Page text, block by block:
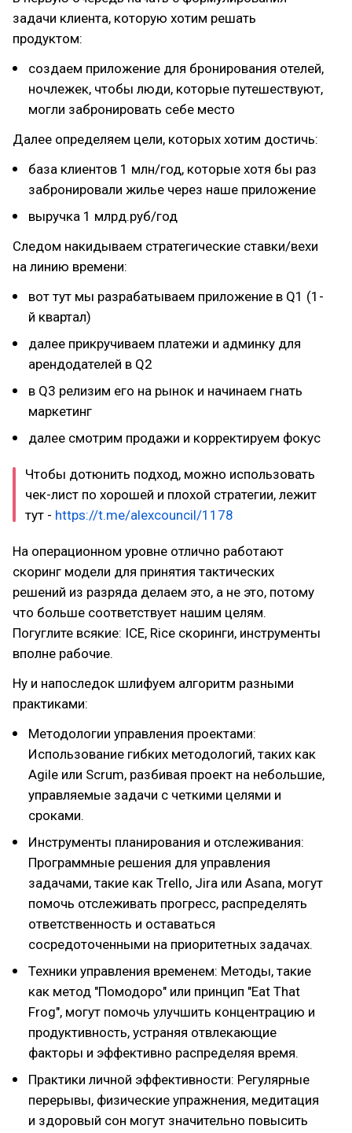
задачи клиента, которую хотим решать
продуктом:
создаем приложение для бронирования отелей,
ночлежек, чтобы люди, которые путешествуют,
могли забронировать себе место
Далее определяем цели, которых хотим достичь:
база клиентов 1 млн/год, которые хотя бы раз
забронировали жилье через наше приложение
выручка 1 млрд.руб/год
Следом накидываем стратегические ставки/вехи
на линию времени:
вот тут мы разрабатываем приложение в Q1 (1-
й квартал)
далее прикручиваем платежи и админку для
арендодателей в Q2
в Q3 релизим его на рынок и начинаем гнать
маркетинг
далее смотрим продажи и корректируем фокус
Чтобы дотюнить подход, можно использовать
чек-лист по хорошей и плохой стратегии, лежит
тут - https://t.me/alexcouncil/1178
На операционном уровне отлично работают
скоринг модели для принятия тактических
решений из разряда делаем это, а не это, потому
что больше соответствует нашим целям.
Погуглите всякие: ICE, Rice скоринги, инструменты
вполне рабочие.
Ну и напоследок шлифуем алгоритм разными
практиками:
Методологии управления проектами:
Использование гибких методологий, таких как
Agile или Scrum, разбивая проект на небольшие,
управляемые задачи с четкими целями и
сроками.
Инструменты планирования и отслеживания:
Программные решения для управления
задачами, такие как Trello, Jira или Asana, могут
помочь отслеживать прогресс, распределять
ответственность и оставаться
сосредоточенными на приоритетных задачах.
Техники управления временем: Методы, такие
как метод "Помодоро" или принцип "Eat That
Frog", могут помочь улучшить концентрацию и
продуктивность, устраняя отвлекающие
факторы и эффективно распределяя время.
Практики личной эффективности: Регулярные
перерывы, физические упражнения, медитация
и здоровый сон могут значительно повысить